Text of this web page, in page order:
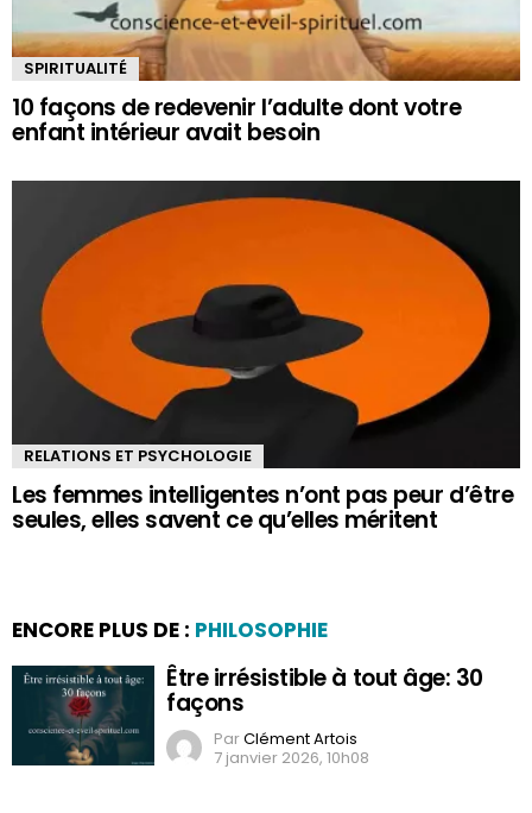
SPIRITUALITÉ
10 façons de redevenir l’adulte dont votre
enfant intérieur avait besoin
RELATIONS ET PSYCHOLOGIE
Les femmes intelligentes n’ont pas peur d’être
seules, elles savent ce qu’elles méritent
ENCORE PLUS DE : PHILOSOPHIE
Être irrésistible à tout âge: 30
façons
ParClément Artois
7 janvier 2026, 10h08